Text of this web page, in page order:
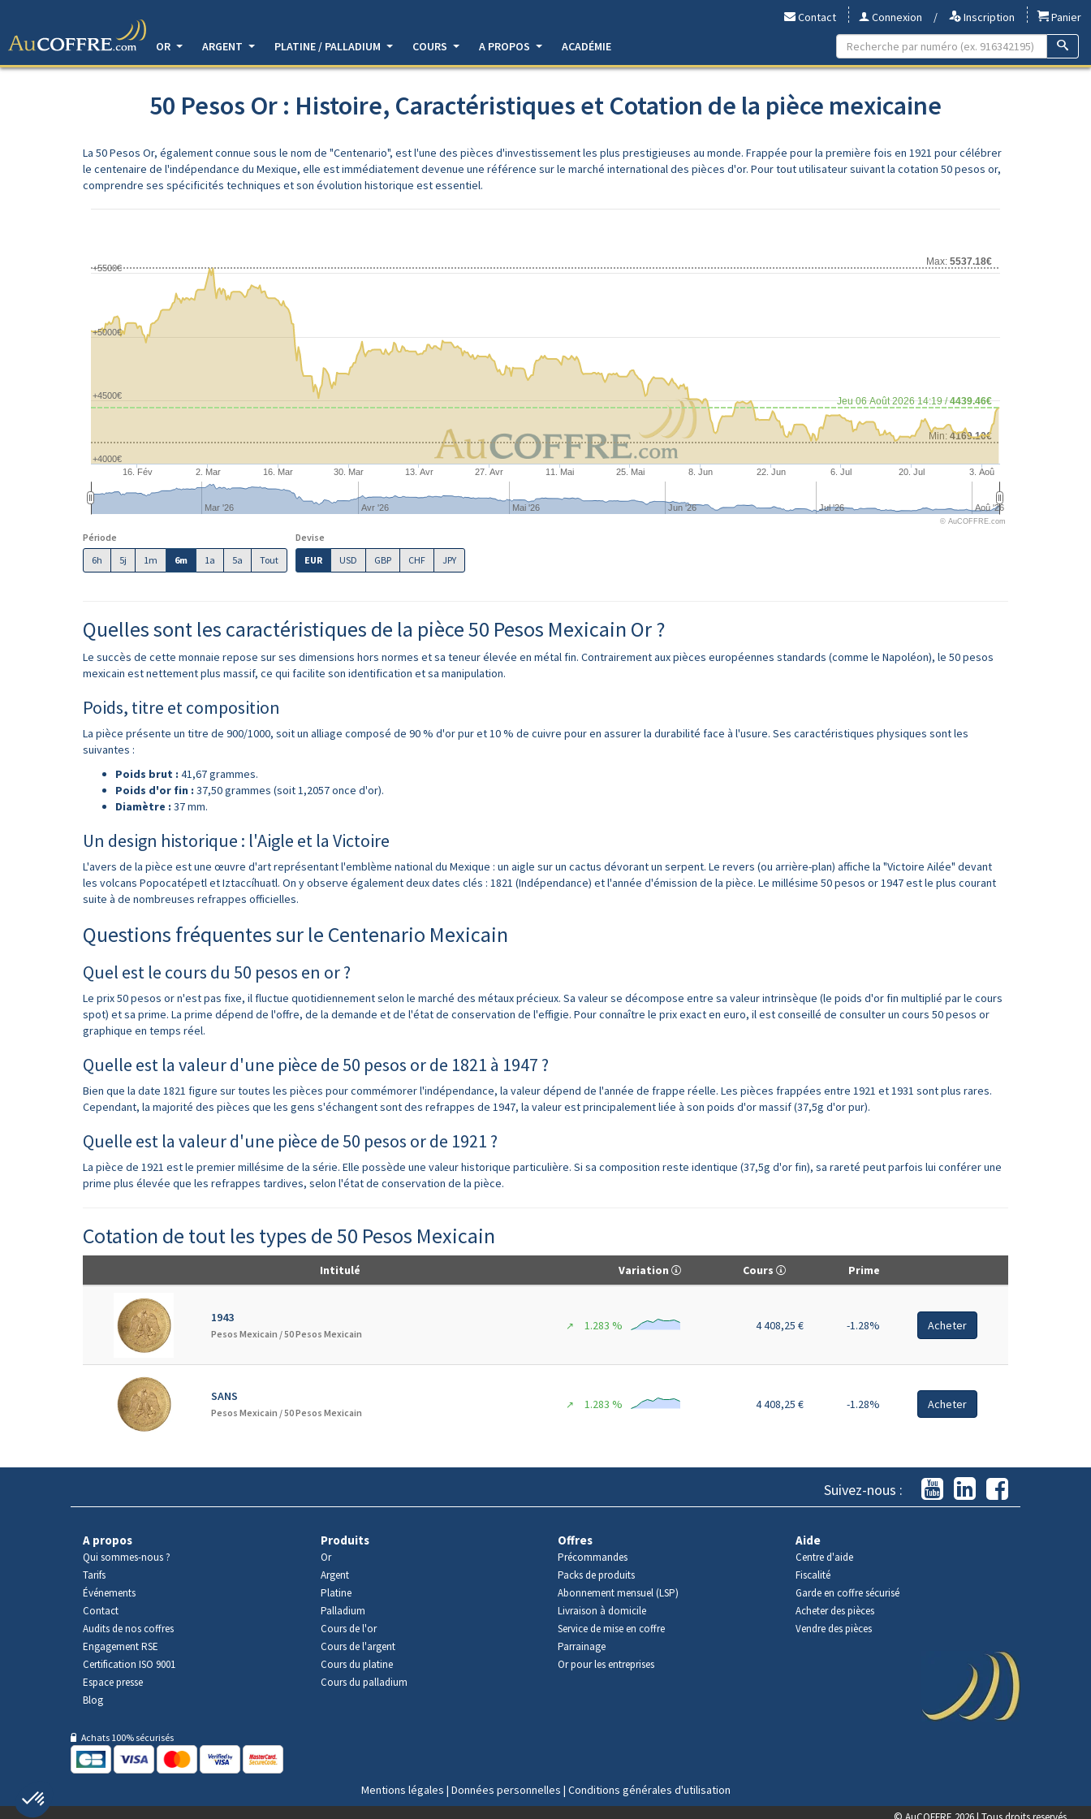
Contact Connexion / Inscription
Panier
OR
ARGENT PLATINE / PALLADIUM COURS A PROPOS ACADÉMIE
50 Pesos Or : Histoire, Caractéristiques et Cotation de la pièce mexicaine
La 50 Pesos Or, également connue sous le nom de "Centenario", est l'une des pièces d'investissement les plus prestigieuses au monde. Frappée pour la première fois en 1921 pour célébrer
le centenaire de l'indépendance du Mexique, elle est immédiatement devenue une référence sur le marché international des pièces d'or. Pour tout utilisateur suivant la cotation 50 pesos or,
comprendre ses spécificités techniques et son évolution historique est essentiel.
Min: 4169.10€
Max: 5537.18€
Jeu 06 Août 2026 14:19 /4439.46€
16. Fév 2. Mar 16. Mar 30. Mar 13. Avr 27. Avr 11. Mai 25. Mai 8. Jun 22. Jun 6. Jul 20. Jul 3. Aoû
Mar '26 Avr '26 Mai '26 Jun '26 Jul '26 Aoû '26
+4000€
+4500€
+5000€
+5500€
© AuCOFFRE.com
Période
6h
5j 1m 6m 1a 5a Tout
Devise
EUR
USD GBP CHF JPY
Quelles sont les caractéristiques de la pièce 50 Pesos Mexicain Or ?
Le succès de cette monnaie repose sur ses dimensions hors normes et sa teneur élevée en métal fin. Contrairement aux pièces européennes standards (comme le Napoléon), le 50 pesos
mexicain est nettement plus massif, ce qui facilite son identification et sa manipulation.
Poids, titre et composition
La pièce présente un titre de 900/1000, soit un alliage composé de 90 % d'or pur et 10 % de cuivre pour en assurer la durabilité face à l'usure. Ses caractéristiques physiques sont les
suivantes :
Poids brut : 41,67 grammes.
Poids d'or fin : 37,50 grammes (soit 1,2057 once d'or).
Diamètre : 37 mm.
Un design historique : l'Aigle et la Victoire
L'avers de la pièce est une œuvre d'art représentant l'emblème national du Mexique : un aigle sur un cactus dévorant un serpent. Le revers (ou arrière-plan) affiche la "Victoire Ailée" devant
les volcans Popocatépetl et Iztaccíhuatl. On y observe également deux dates clés : 1821 (Indépendance) et l'année d'émission de la pièce. Le millésime 50 pesos or 1947 est le plus courant
suite à de nombreuses refrappes officielles.
Questions fréquentes sur le Centenario Mexicain
Quel est le cours du 50 pesos en or ?
Le prix 50 pesos or n'est pas fixe, il fluctue quotidiennement selon le marché des métaux précieux. Sa valeur se décompose entre sa valeur intrinsèque (le poids d'or fin multiplié par le cours
spot) et sa prime. La prime dépend de l'offre, de la demande et de l'état de conservation de l'effigie. Pour connaître le prix exact en euro, il est conseillé de consulter un cours 50 pesos or
graphique en temps réel.
Quelle est la valeur d'une pièce de 50 pesos or de 1821 à 1947 ?
Bien que la date 1821 figure sur toutes les pièces pour commémorer l'indépendance, la valeur dépend de l'année de frappe réelle. Les pièces frappées entre 1921 et 1931 sont plus rares.
Cependant, la majorité des pièces que les gens s'échangent sont des refrappes de 1947, la valeur est principalement liée à son poids d'or massif (37,5g d'or pur).
Quelle est la valeur d'une pièce de 50 pesos or de 1921 ?
La pièce de 1921 est le premier millésime de la série. Elle possède une valeur historique particulière. Si sa composition reste identique (37,5g d'or fin), sa rareté peut parfois lui conférer une
prime plus élevée que les refrappes tardives, selon l'état de conservation de la pièce.
Cotation de tout les types de 50 Pesos Mexicain
Intitulé Variation Cours Prime
1943
Pesos Mexicain /50 Pesos Mexicain
↗ 1.283 % 4 408,25 € -1.28% Acheter
SANS
Pesos Mexicain /50 Pesos Mexicain
↗ 1.283 % 4 408,25 € -1.28% Acheter
Suivez-nous :
A propos
Qui sommes-nous ?
Tarifs
Événements
Contact
Audits de nos coffres
Engagement RSE
Certification ISO 9001
Espace presse
Blog
Produits
Or
Argent
Platine
Palladium
Cours de l'or
Cours de l'argent
Cours du platine
Cours du palladium
Offres
Précommandes
Packs de produits
Abonnement mensuel (LSP)
Livraison à domicile
Service de mise en coffre
Parrainage
Or pour les entreprises
Aide
Centre d'aide
Fiscalité
Garde en coffre sécurisé
Acheter des pièces
Vendre des pièces
Achats 100% sécurisés
Mentions légales | Données personnelles | Conditions générales d'utilisation